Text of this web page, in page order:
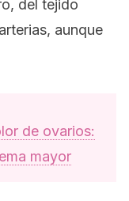
del tejido
aunque
de ovarios:
mayor